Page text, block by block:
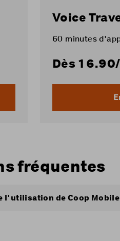
Voice
60 minutes
Dès 16.90
fréquentes
l'utilisation de Coop